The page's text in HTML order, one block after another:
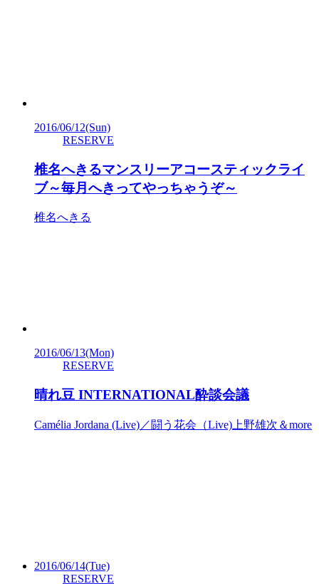
2016/06/12(Sun)
RESERVE
椎名へきるマンスリーアコースティックライ
ブ～毎月へきってやっちゃうぞ～
椎名へきる
2016/06/13(Mon)
RESERVE
晴れ豆 INTERNATIONAL酔談会議
Camélia Jordana (Live)／闘う花会（Live)上野雄次＆more
2016/06/14(Tue)
RESERVE